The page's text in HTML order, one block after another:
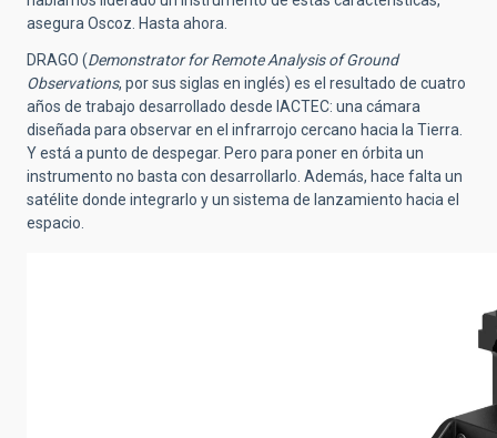
asegura Oscoz. Hasta ahora.
DRAGO (Demonstrator for Remote Analysis of Ground
Observations, por sus siglas en inglés) es el resultado de cuatro
años de trabajo desarrollado desde IACTEC: una cámara
diseñada para observar en el infrarrojo cercano hacia la Tierra.
Y está a punto de despegar. Pero para poner en órbita un
instrumento no basta con desarrollarlo. Además, hace falta un
satélite donde integrarlo y un sistema de lanzamiento hacia el
espacio.